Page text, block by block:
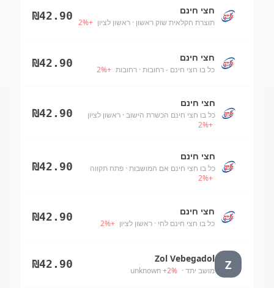
חצי חינם
תוצרת חקלאית שוק ראשון · ראשון לציון +
2%
₪42.90
חצי חינם
כל בו חצי חינם - רחובות · רחובות +
2%
₪42.90
חצי חינם
כל בו חצי חינם הכשרת הישוב· ראשון לציון
+
2%
₪42.90
חצי חינם
כל בו חצי חינם אם המושבות · פתח תקווה
+
2%
₪42.90
חצי חינם
כל בו חצי חינם לחי · ראשון לציון +
2%
₪42.90
Z
Zol Vebegadol
מושב יתד · unknown
+2%
₪42.90